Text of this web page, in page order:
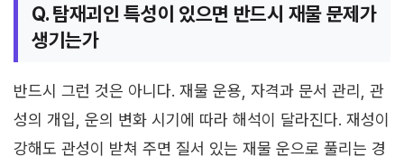
Q. 탐재괴인 특성이 있으면 반드시 재물 문제가
생기는가
반드시 그런 것은 아니다. 재물 운용, 자격과 문서 관리, 관
성의 개입, 운의 변화 시기에 따라 해석이 달라진다. 재성이
강해도 관성이 받쳐 주면 질서 있는 재물 운으로 풀리는 경